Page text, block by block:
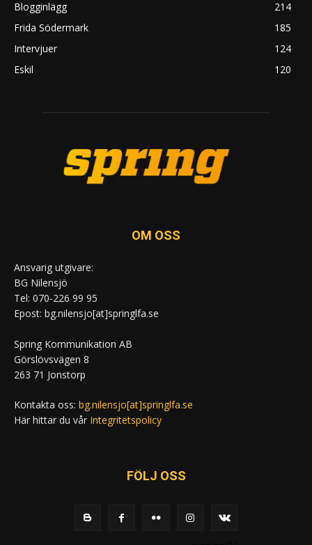
Blogginlägg
214
Frida Södermark
185
Intervjuer
124
Eskil
120
OM OSS
Ansvarig utgivare:
BG Nilensjö
Tel: 070-226 99 95
Epost: bg.nilensjo[at]springlfa.se
Spring Kommunikation AB
Görslövsvägen 8
263 71 Jonstorp
Kontakta oss: bg.nilensjo[at]springlfa.se
Här hittar du vår Integritetspolicy
FÖLJ OSS